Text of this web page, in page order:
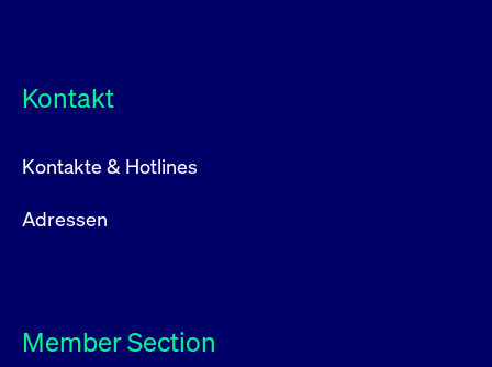
Kontakt
Kontakte & Hotlines
Adressen
Member Section